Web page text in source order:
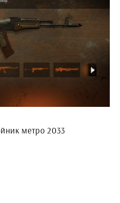
метро 2033